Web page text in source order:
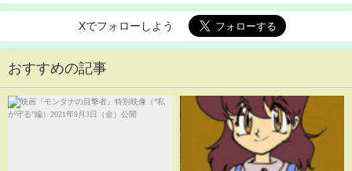
Xでフォローしよう
おすすめの記事